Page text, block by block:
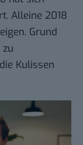
Alleine 2018
Grund
Kulissen